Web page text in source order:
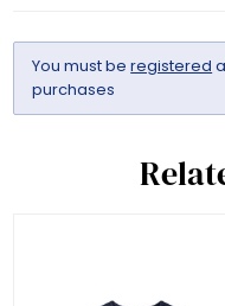
You must beregistered
purchases